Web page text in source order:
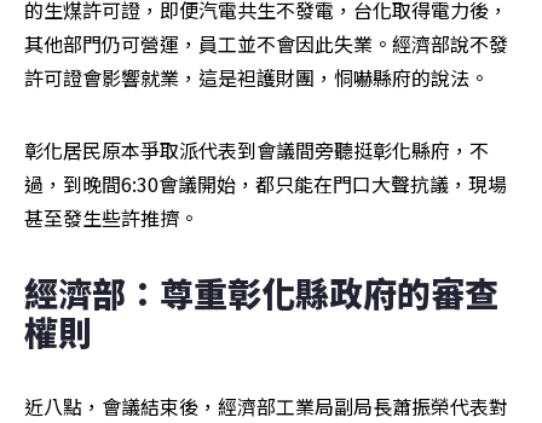
的生煤許可證，即便汽電共生不發電，台化取得電力後，
其他部門仍可營運，員工並不會因此失業。經濟部說不發
許可證會影響就業，這是袒護財團，恫嚇縣府的說法。
彰化居民原本爭取派代表到會議間旁聽挺彰化縣府，不
過，到晚間6:30會議開始，都只能在門口大聲抗議，現場
甚至發生些許推擠。
經濟部：尊重彰化縣政府的審查
權則
近八點，會議結束後，經濟部工業局副局長蕭振榮代表對